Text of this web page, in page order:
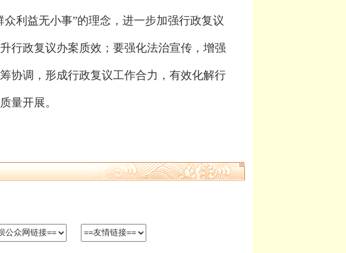
利益无小事”的理念，进一步加强行政复议
行政复议办案质效；要强化法治宣传，增强
协调，形成行政复议工作合力，有效化解行
量开展。